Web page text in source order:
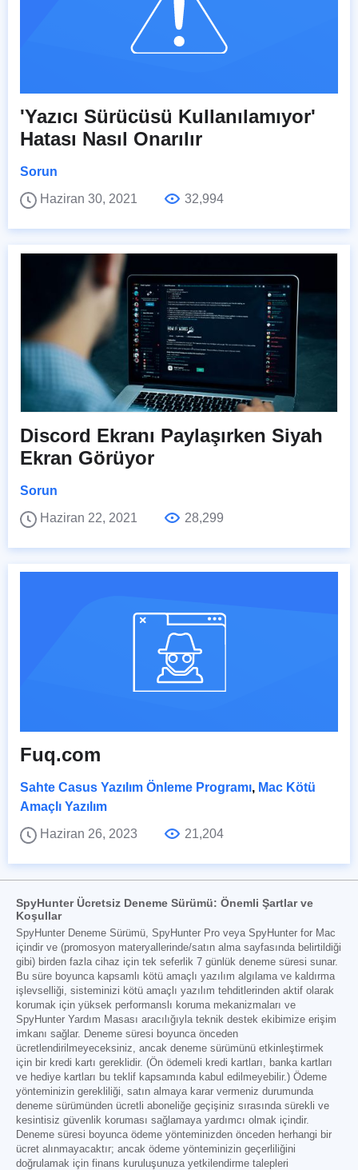
'Yazıcı Sürücüsü Kullanılamıyor'
Hatası Nasıl Onarılır
Sorun
Haziran 30, 2021
32,994
Discord Ekranı Paylaşırken Siyah
Ekran Görüyor
Sorun
Haziran 22, 2021
28,299
Fuq.com
Sahte Casus Yazılım Önleme Programı, Mac Kötü
Amaçlı Yazılım
Haziran 26, 2023
21,204
SpyHunter Ücretsiz Deneme Sürümü: Önemli Şartlar ve
Koşullar
SpyHunter Deneme Sürümü, SpyHunter Pro veya SpyHunter for Mac
içindir ve (promosyon materyallerinde/satın alma sayfasında belirtildiği
gibi) birden fazla cihaz için tek seferlik 7 günlük deneme süresi sunar.
Bu süre boyunca kapsamlı kötü amaçlı yazılım algılama ve kaldırma
işlevselliği, sisteminizi kötü amaçlı yazılım tehditlerinden aktif olarak
korumak için yüksek performanslı koruma mekanizmaları ve
SpyHunter Yardım Masası aracılığıyla teknik destek ekibimize erişim
imkanı sağlar. Deneme süresi boyunca önceden
ücretlendirilmeyeceksiniz, ancak deneme sürümünü etkinleştirmek
için bir kredi kartı gereklidir. (Ön ödemeli kredi kartları, banka kartları
ve hediye kartları bu teklif kapsamında kabul edilmeyebilir.) Ödeme
yönteminizin gerekliliği, satın almaya karar vermeniz durumunda
deneme sürümünden ücretli aboneliğe geçişiniz sırasında sürekli ve
kesintisiz güvenlik koruması sağlamaya yardımcı olmak içindir.
Deneme süresi boyunca ödeme yönteminizden önceden herhangi bir
ücret alınmayacaktır; ancak ödeme yönteminizin geçerliliğini
doğrulamak için finans kuruluşunuza yetkilendirme talepleri